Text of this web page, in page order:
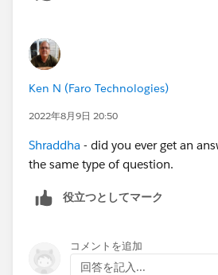
Ken N (Faro Technologies)
2022年8月9日 20:50
Shraddha - did you ever get an
the same type of question.
役立つとしてマーク
コメントを追加
回答を記入...